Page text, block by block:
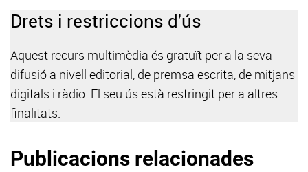
Drets i restriccions d'ús
Aquest recurs multimèdia és gratuït per a la seva
difusió a nivell editorial, de premsa escrita, de mitjans
digitals i ràdio. El seu ús està restringit per a altres
finalitats.
Publicacions relacionades